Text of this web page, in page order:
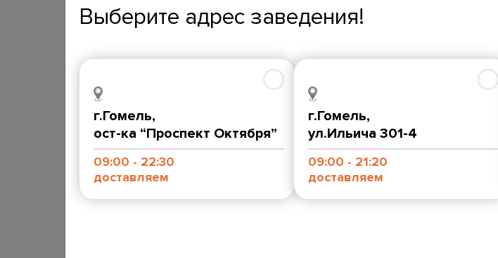
Наличными курьеру Банковской
Выберите адрес заведения!
г.Гомель,
ост-ка “Проспект Октября”
09:00 - 22:30
доставляем
г.Гомель,
ул.Ильича 301-4
09:00 - 21:20
доставляем